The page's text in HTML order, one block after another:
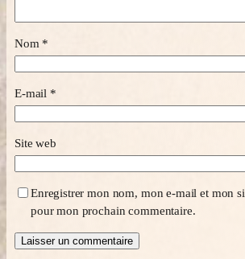
Nom *
E-mail *
Site web
Enregistrer mon nom, mon e-mail et mon
pour mon prochain commentaire.